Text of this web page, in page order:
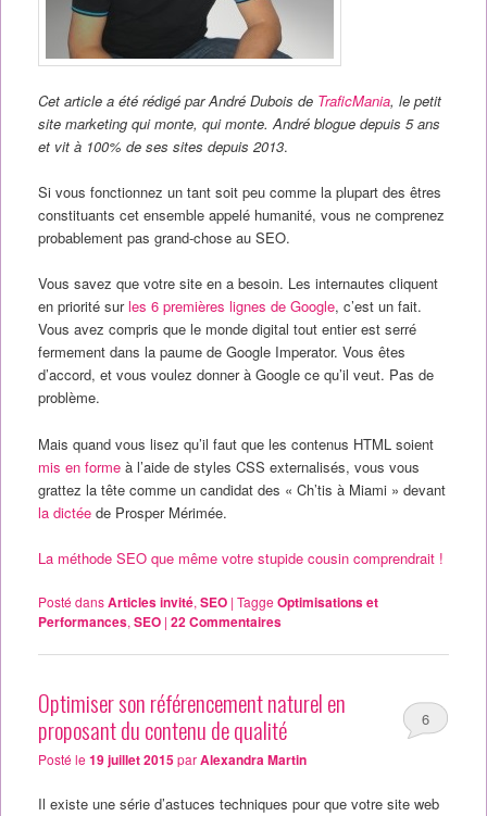
Cet article a été rédigé par André Dubois de TraficMania, le petit
site marketing qui monte, qui monte. André blogue depuis 5 ans
et vit à 100% de ses sites depuis 2013.
Si vous fonctionnez un tant soit peu comme la plupart des êtres
constituants cet ensemble appelé humanité, vous ne comprenez
probablement pas grand-chose au SEO.
Vous savez que votre site en a besoin. Les internautes cliquent
en priorité surles 6 premières lignes de Google, c’est un fait.
Vous avez compris que le monde digital tout entier est serré
fermement dans la paume de Google Imperator. Vous êtes
d’accord, et vous voulez donner à Google ce qu’il veut. Pas de
problème.
Mais quand vous lisez qu’il faut que les contenus HTML soient
mis en formeà l’aide de styles CSS externalisés, vous vous
grattez la tête comme un candidat des « Ch’tis à Miami » devant
la dictéede Prosper Mérimée.
La méthode SEO que même votre stupide cousin comprendrait !
Posté dansArticles invité, SEO | Tagge Optimisations et
Performances, SEO | 22Commentaires
Optimiser son référencement naturel en
proposant du contenu de qualité
Posté le 19 juillet 2015parAlexandra Martin
6
Il existe une série d’astuces techniques pour que votre site web